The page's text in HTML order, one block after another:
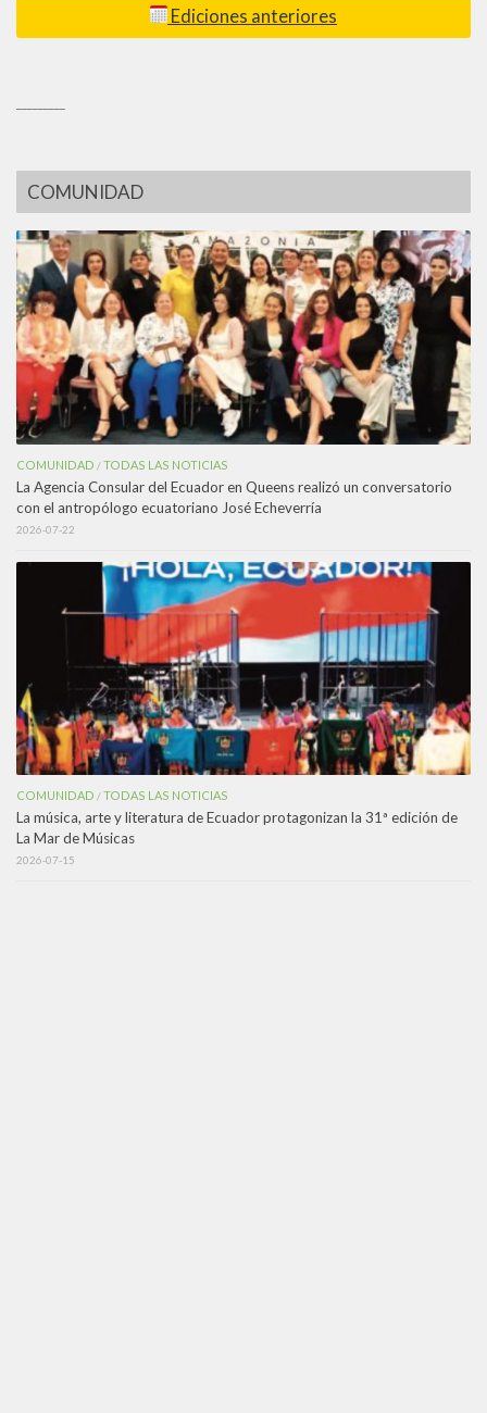
Ediciones anteriores
COMUNIDAD
COMUNIDAD /TODAS LAS NOTICIAS
La Agencia Consular del Ecuador en Queens realizó un conversatorio
con el antropólogo ecuatoriano José Echeverría
2026-07-22
COMUNIDAD /TODAS LAS NOTICIAS
La música, arte y literatura de Ecuador protagonizan la 31ª edición de
La Mar de Músicas
2026-07-15